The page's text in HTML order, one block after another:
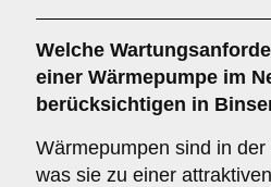
Welche
einer Wärmepumpe im
berücksichtigen in
Wärmepumpen sind in
was sie zu einer